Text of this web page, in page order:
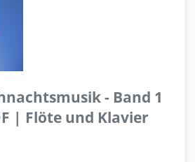
- Band 1
| Flöte und Klavier